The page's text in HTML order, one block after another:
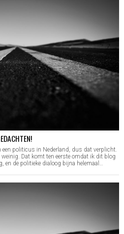
politicus in Nederland, dus dat verplicht.
Dat komt ten eerste omdat ik dit blog
en de politieke dialoog bijna helemaal…